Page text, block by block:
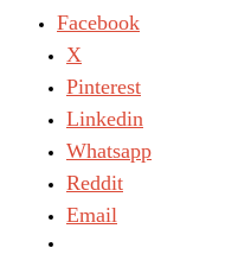
Facebook
X
Pinterest
Linkedin
Whatsapp
Reddit
Email